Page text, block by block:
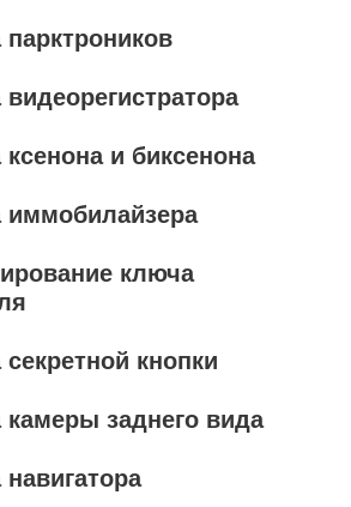
парктроников
видеорегистратора
ксенона и биксенона
иммобилайзера
ключа
секретной кнопки
камеры заднего вида
навигатора